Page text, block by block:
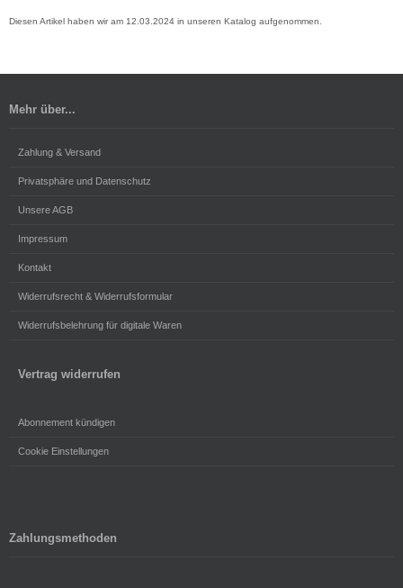
Diesen Artikel haben wir am 12.03.2024 in unseren Katalog aufgenommen.
Mehr über...
Zahlung & Versand
Privatsphäre und Datenschutz
Unsere AGB
Impressum
Kontakt
Widerrufsrecht & Widerrufsformular
Widerrufsbelehrung für digitale Waren
Vertrag widerrufen
Abonnement kündigen
Cookie Einstellungen
Zahlungsmethoden